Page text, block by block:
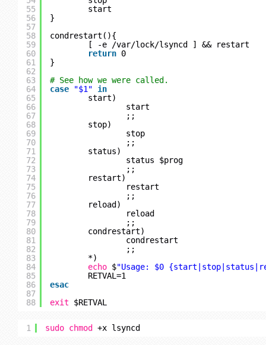
55
56
57
58
59
60
61
62
63
64
65
66
67
68
69
70
71
72
73
74
75
76
77
78
79
80
81
82
83
84
85
86
87
88
start
}
condrestart(){
[ -e
/var/lock/lsyncd
] && restart
return 0
}
# See how we were called.
case
"$1"
in
start)
start
;;
stop)
stop
;;
status)
status $prog
;;
restart)
restart
;;
reload)
reload
;;
condrestart)
condrestart
;;
*)
echo $"Usage: $0
RETVAL=1
esac
exit
$RETVAL
1 sudo chmod +x lsyncd